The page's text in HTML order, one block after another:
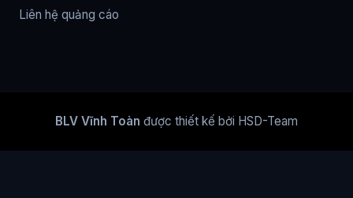
Liên hệ quảng cáo
BLV Vĩnh Toàn được thiết kế bởi HSD-Team